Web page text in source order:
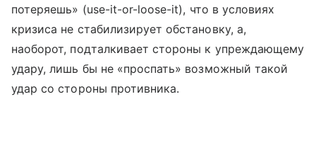
потеряешь» (use-it-or-loose-it), что в условиях
кризиса не стабилизирует обстановку, а,
наоборот, подталкивает стороны к упреждающему
удару, лишь бы не «проспать» возможный такой
удар со стороны противника.